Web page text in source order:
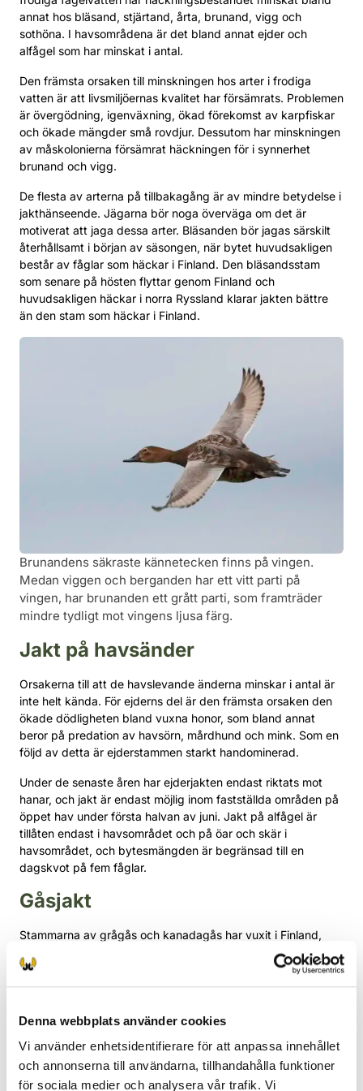
Denna webbplats använder cookies
Vi använder enhetsidentifierare för att anpassa innehållet
och annonserna till användarna, tillhandahålla funktioner
för sociala medier och analysera vår trafik. Vi
Jakt endast vissa dagar i veckan,till exempel
två dagar i veckan. Störningarna minskar, men
längre fredade perioder är ofta effektivare.
Fångstkvoter, antingen per dag (t.ex. 2–5
fåglar/dag) eller per säsong. Kvoterna kan
fastställas separat för olika arter.
Begränsning av antalet skott,till exempel 6
patroner/jägare/dag. Detta sporrar jägarna att
endast skjuta i fördelaktiga situationer, vilket
De bästa resultaten uppnås ofta genom att
kombinera flera metoder.
annat hos bläsand, stjärtand, årta, brunand, vigg och
sothöna. I havsområdena är det bland annat ejder och
alfågel som har minskat i antal.
Den främsta orsaken till minskningen hos arter i frodiga
vatten är att livsmiljöernas kvalitet har försämrats. Problemen
är övergödning, igenväxning, ökad förekomst av karpfiskar
och ökade mängder små rovdjur. Dessutom har minskningen
av måskolonierna försämrat häckningen för i synnerhet
brunand och vigg.
De flesta av arterna på tillbakagång är av mindre betydelse i
jakthänseende. Jägarna bör noga överväga om det är
motiverat att jaga dessa arter. Bläsanden bör jagas särskilt
återhållsamt i början av säsongen, när bytet huvudsakligen
består av fåglar som häckar i Finland. Den bläsandsstam
som senare på hösten flyttar genom Finland och
huvudsakligen häckar i norra Ryssland klarar jakten bättre
än den stam som häckar i Finland.
Brunandens säkraste kännetecken finns på vingen.
Medan viggen och berganden har ett vitt parti på
vingen, har brunanden ett grått parti, som framträder
mindre tydligt mot vingens ljusa färg.
Jakt på havsänder
Orsakerna till att de havslevande änderna minskar i antal är
inte helt kända. För ejderns del är den främsta orsaken den
ökade dödligheten bland vuxna honor, som bland annat
beror på predation av havsörn, mårdhund och mink. Som en
följd av detta är ejderstammen starkt handominerad.
Under de senaste åren har ejderjakten endast riktats mot
hanar, och jakt är endast möjlig inom fastställda områden på
öppet hav under första halvan av juni. Jakt på alfågel är
tillåten endast i havsområdet och på öar och skär i
havsområdet, och bytesmängden är begränsad till en
dagskvot på fem fåglar.
Gåsjakt
Stammarna av grågås och kanadagås har vuxit i Finland,
men förekomsten är relativt regionalt begränsad. Gässen är
platstrogna, och för att stammen ska växa krävs att de
första paren som etablerar sig i ett område får häcka i fred.
Jaktföreningar bör därför begränsa gåsjakten tills
stammen har ökat tydligt. På så sätt bevaras möjligheterna
till gåsjakt i området år efter år.